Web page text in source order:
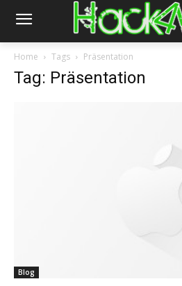
Home Tags Präsentation
Tag: Präsentation
Blog